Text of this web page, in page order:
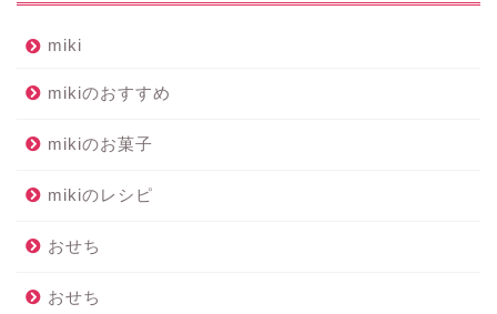
miki
mikiのおすすめ
mikiのお菓子
mikiのレシピ
おせち
おせち